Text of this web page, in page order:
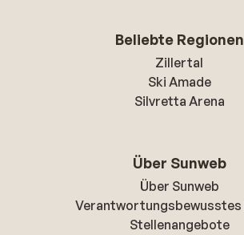
Beliebte Regionen
Zillertal
Ski Amade
Silvretta Arena
Über Sunweb
Über Sunweb
Verantwortungsbewusstes
Stellenangebote